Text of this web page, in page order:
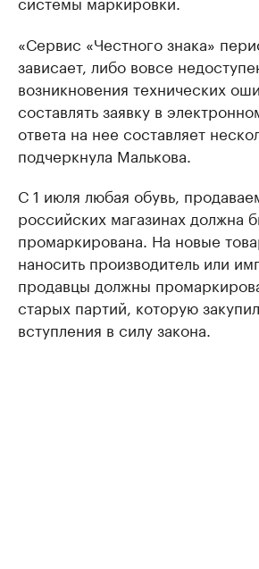
«Сервис «Честного знака»
зависает, либо вовсе
возникновения технических
составлять заявку в
ответа на нее составляет
подчеркнула Малькова.
С 1 июля любая обувь,
российских магазинах должна
промаркирована. На новые
наносить производитель или
продавцы должны
старых партий, которую
вступления в силу закона.